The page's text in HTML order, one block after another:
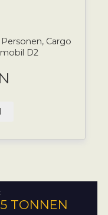
Cargo
D2
TONNEN